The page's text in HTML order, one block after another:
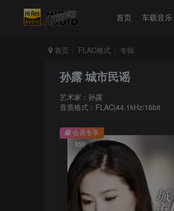
首页 车载音乐
首页 FLAC格式 专辑
孙露 城市民谣
艺术家：孙露
音质格式：FLAC|44.1kHz/16bit
会员专享